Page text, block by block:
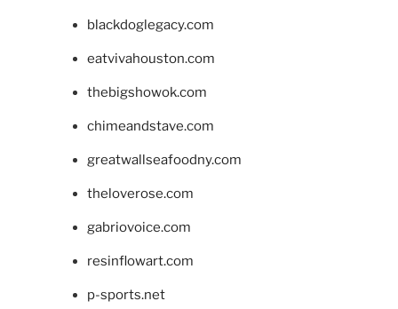
blackdoglegacy.com
eatvivahouston.com
thebigshowok.com
chimeandstave.com
greatwallseafoodny.com
theloverose.com
gabriovoice.com
resinflowart.com
p-sports.net